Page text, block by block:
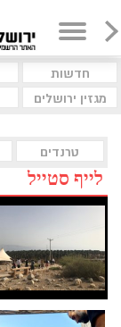
חדשות
מגזין ירושלים
טרנדים
לייף סטייל